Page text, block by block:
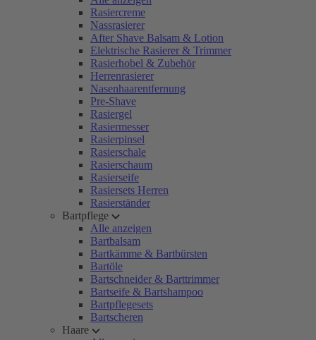
Rasiercreme
Nassrasierer
After Shave Balsam & Lotion
Elektrische Rasierer & Trimmer
Rasierhobel & Zubehör
Herrenrasierer
Nasenhaarentfernung
Pre-Shave
Rasiergel
Rasiermesser
Rasierpinsel
Rasierschale
Rasierschaum
Rasierseife
Rasiersets Herren
Rasierständer
Bartpflege
Alle anzeigen
Bartbalsam
Bartkämme & Bartbürsten
Bartöle
Bartschneider & Barttrimmer
Bartseife & Bartshampoo
Bartpflegesets
Bartscheren
Haare